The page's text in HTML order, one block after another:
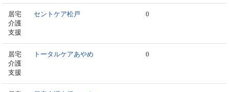
居宅
介護
支援
セントケア松戸 0
居宅
介護
支援
トータルケアあやめ 0